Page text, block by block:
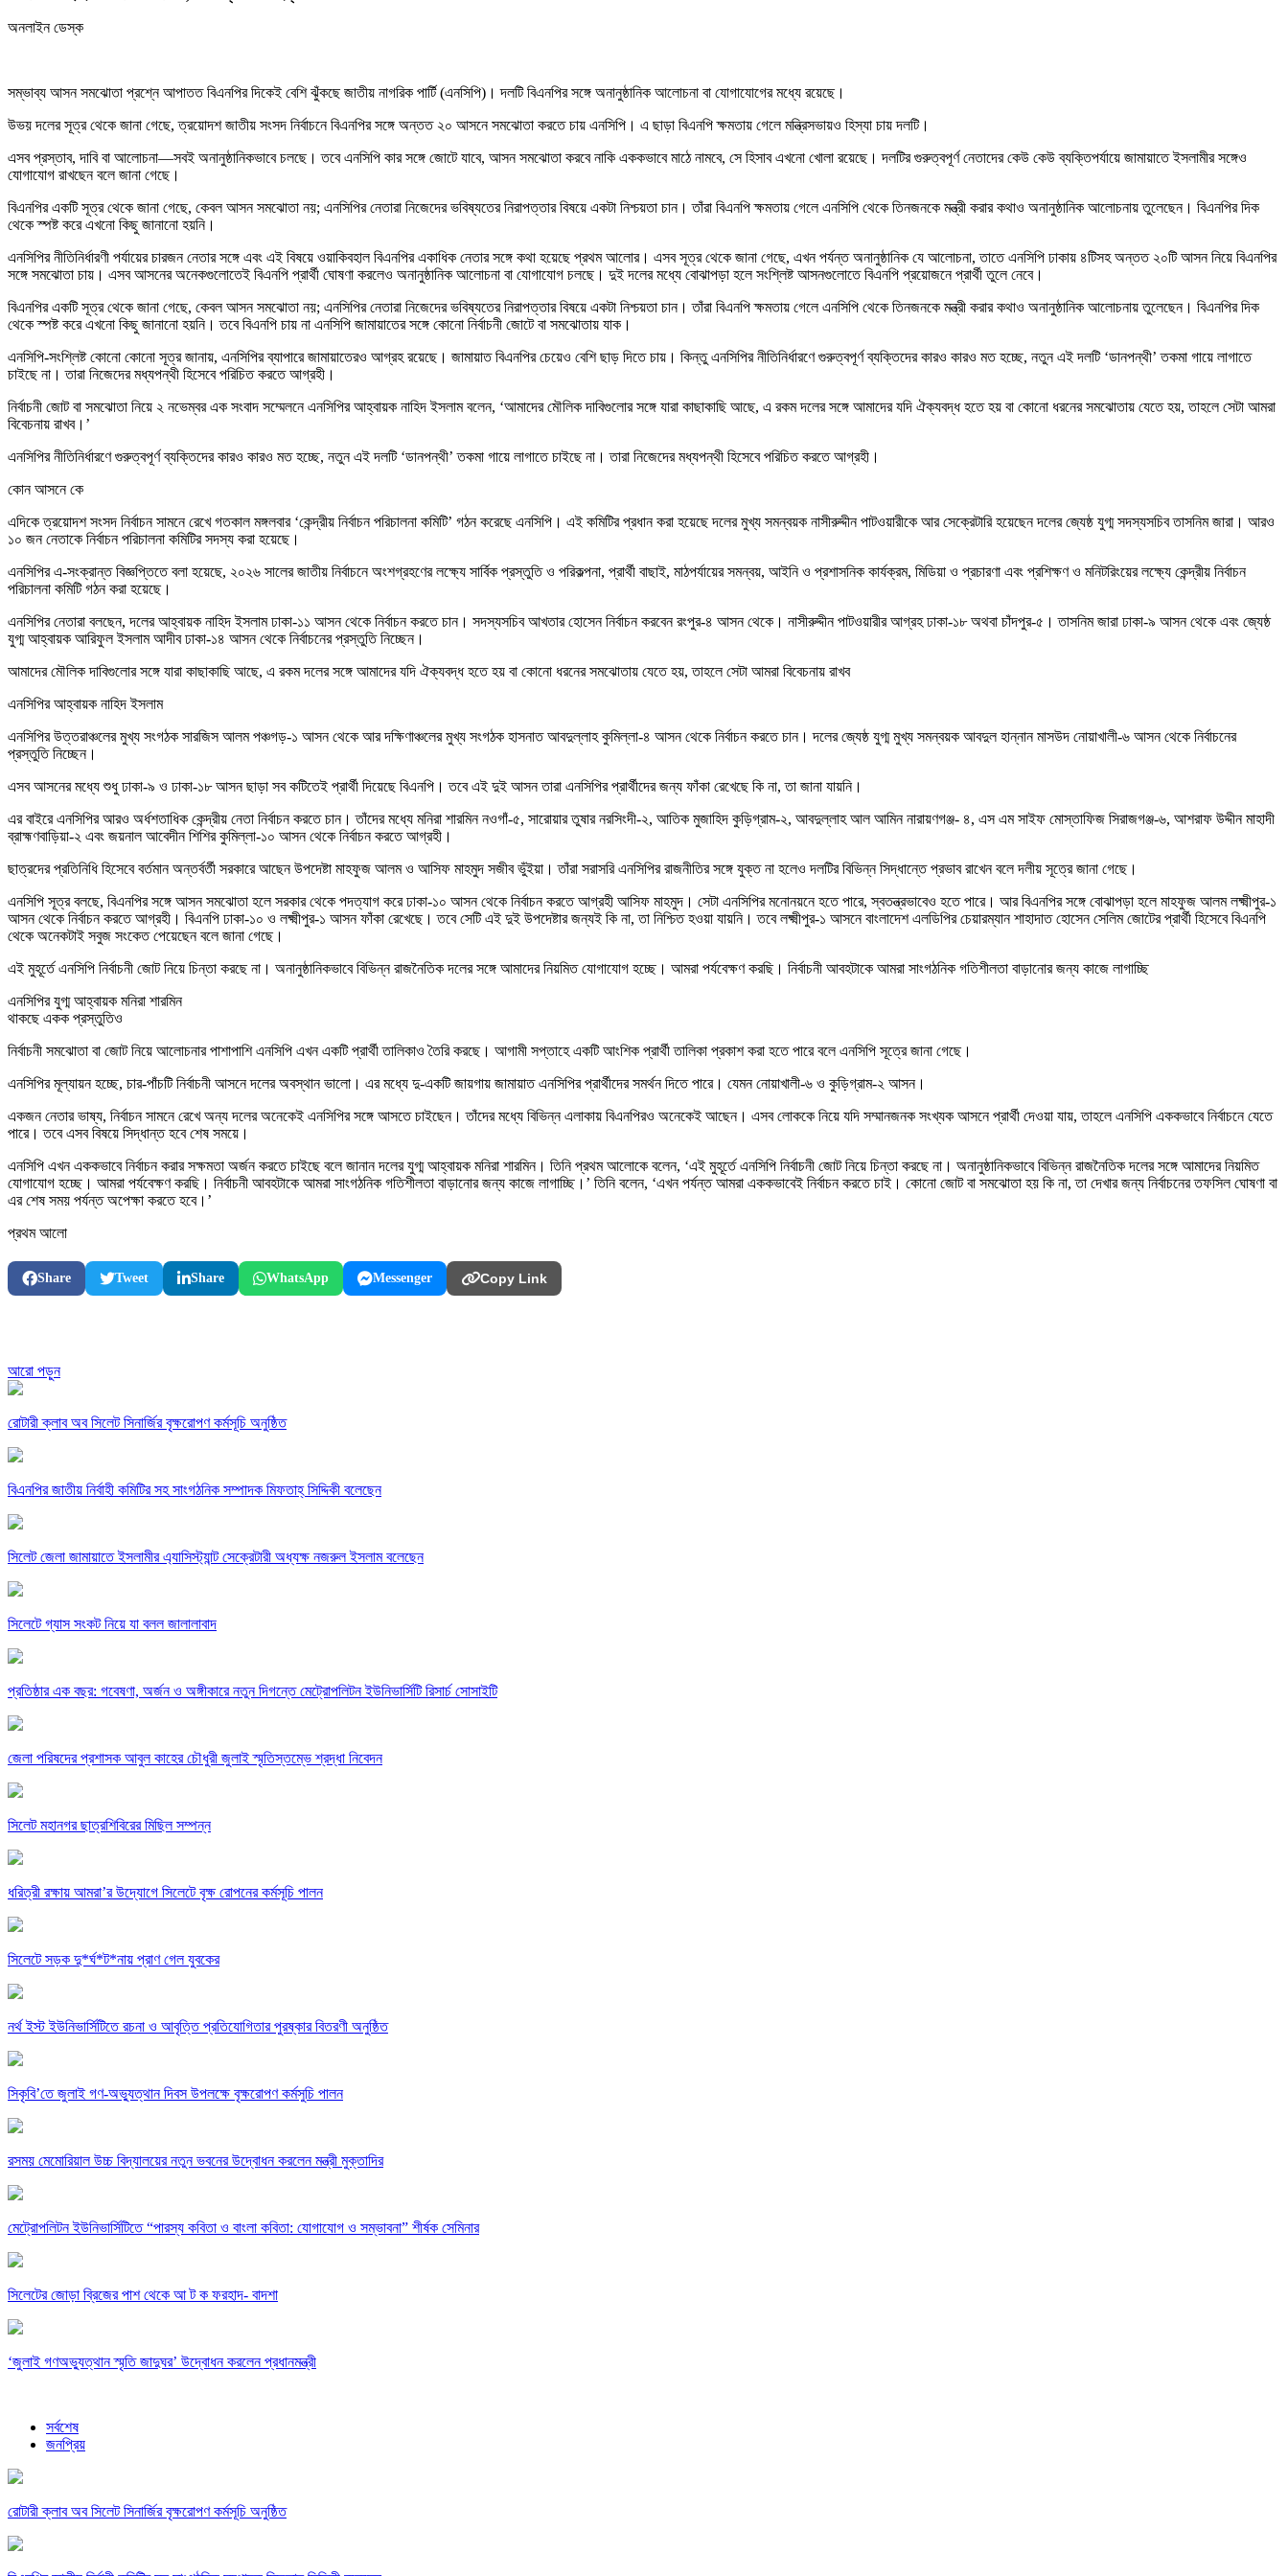
অনলাইন ডেস্ক
সম্ভাব্য আসন সমঝোতা প্রশ্নে আপাতত বিএনপির দিকেই বেশি ঝুঁকছে জাতীয় নাগরিক পার্টি (এনসিপি)। দলটি বিএনপির সঙ্গে অনানুষ্ঠানিক আলোচনা বা যোগাযোগের মধ্যে রয়েছে।
উভয় দলের সূত্র থেকে জানা গেছে, ত্রয়োদশ জাতীয় সংসদ নির্বাচনে বিএনপির সঙ্গে অন্তত ২০ আসনে সমঝোতা করতে চায় এনসিপি। এ ছাড়া বিএনপি ক্ষমতায় গেলে মন্ত্রিসভায়ও হিস্যা চায় দলটি।
এসব প্রস্তাব, দাবি বা আলোচনা—সবই অনানুষ্ঠানিকভাবে চলছে। তবে এনসিপি কার সঙ্গে জোটে যাবে, আসন সমঝোতা করবে নাকি এককভাবে মাঠে নামবে, সে হিসাব এখনো খোলা রয়েছে। দলটির গুরুত্বপূর্ণ নেতাদের কেউ কেউ ব্যক্তিপর্যায়ে জামায়াতে ইসলামীর সঙ্গেও
যোগাযোগ রাখছেন বলে জানা গেছে।
বিএনপির একটি সূত্র থেকে জানা গেছে, কেবল আসন সমঝোতা নয়; এনসিপির নেতারা নিজেদের ভবিষ্যতের নিরাপত্তার বিষয়ে একটা নিশ্চয়তা চান। তাঁরা বিএনপি ক্ষমতায় গেলে এনসিপি থেকে তিনজনকে মন্ত্রী করার কথাও অনানুষ্ঠানিক আলোচনায় তুলেছেন। বিএনপির দিক
থেকে স্পষ্ট করে এখনো কিছু জানানো হয়নি।
এনসিপির নীতিনির্ধারণী পর্যায়ের চারজন নেতার সঙ্গে এবং এই বিষয়ে ওয়াকিবহাল বিএনপির একাধিক নেতার সঙ্গে কথা হয়েছে প্রথম আলোর। এসব সূত্র থেকে জানা গেছে, এখন পর্যন্ত অনানুষ্ঠানিক যে আলোচনা, তাতে এনসিপি ঢাকায় ৪টিসহ অন্তত ২০টি আসন নিয়ে বিএনপির
সঙ্গে সমঝোতা চায়। এসব আসনের অনেকগুলোতেই বিএনপি প্রার্থী ঘোষণা করলেও অনানুষ্ঠানিক আলোচনা বা যোগাযোগ চলছে। দুই দলের মধ্যে বোঝাপড়া হলে সংশ্লিষ্ট আসনগুলোতে বিএনপি প্রয়োজনে প্রার্থী তুলে নেবে।
বিএনপির একটি সূত্র থেকে জানা গেছে, কেবল আসন সমঝোতা নয়; এনসিপির নেতারা নিজেদের ভবিষ্যতের নিরাপত্তার বিষয়ে একটা নিশ্চয়তা চান। তাঁরা বিএনপি ক্ষমতায় গেলে এনসিপি থেকে তিনজনকে মন্ত্রী করার কথাও অনানুষ্ঠানিক আলোচনায় তুলেছেন। বিএনপির দিক
থেকে স্পষ্ট করে এখনো কিছু জানানো হয়নি। তবে বিএনপি চায় না এনসিপি জামায়াতের সঙ্গে কোনো নির্বাচনী জোটে বা সমঝোতায় যাক।
এনসিপি-সংশ্লিষ্ট কোনো কোনো সূত্র জানায়, এনসিপির ব্যাপারে জামায়াতেরও আগ্রহ রয়েছে। জামায়াত বিএনপির চেয়েও বেশি ছাড় দিতে চায়। কিন্তু এনসিপির নীতিনির্ধারণে গুরুত্বপূর্ণ ব্যক্তিদের কারও কারও মত হচ্ছে, নতুন এই দলটি ‘ডানপন্থী’ তকমা গায়ে লাগাতে
চাইছে না। তারা নিজেদের মধ্যপন্থী হিসেবে পরিচিত করতে আগ্রহী।
নির্বাচনী জোট বা সমঝোতা নিয়ে ২ নভেম্বর এক সংবাদ সম্মেলনে এনসিপির আহ্বায়ক নাহিদ ইসলাম বলেন, ‘আমাদের মৌলিক দাবিগুলোর সঙ্গে যারা কাছাকাছি আছে, এ রকম দলের সঙ্গে আমাদের যদি ঐক্যবদ্ধ হতে হয় বা কোনো ধরনের সমঝোতায় যেতে হয়, তাহলে সেটা আমরা
বিবেচনায় রাখব।’
এনসিপির নীতিনির্ধারণে গুরুত্বপূর্ণ ব্যক্তিদের কারও কারও মত হচ্ছে, নতুন এই দলটি ‘ডানপন্থী’ তকমা গায়ে লাগাতে চাইছে না। তারা নিজেদের মধ্যপন্থী হিসেবে পরিচিত করতে আগ্রহী।
কোন আসনে কে
এদিকে ত্রয়োদশ সংসদ নির্বাচন সামনে রেখে গতকাল মঙ্গলবার ‘কেন্দ্রীয় নির্বাচন পরিচালনা কমিটি’ গঠন করেছে এনসিপি। এই কমিটির প্রধান করা হয়েছে দলের মুখ্য সমন্বয়ক নাসীরুদ্দীন পাটওয়ারীকে আর সেক্রেটারি হয়েছেন দলের জ্যেষ্ঠ যুগ্ম সদস্যসচিব তাসনিম জারা। আরও
১০ জন নেতাকে নির্বাচন পরিচালনা কমিটির সদস্য করা হয়েছে।
এনসিপির এ-সংক্রান্ত বিজ্ঞপ্তিতে বলা হয়েছে, ২০২৬ সালের জাতীয় নির্বাচনে অংশগ্রহণের লক্ষ্যে সার্বিক প্রস্তুতি ও পরিকল্পনা, প্রার্থী বাছাই, মাঠপর্যায়ের সমন্বয়, আইনি ও প্রশাসনিক কার্যক্রম, মিডিয়া ও প্রচারণা এবং প্রশিক্ষণ ও মনিটরিংয়ের লক্ষ্যে কেন্দ্রীয় নির্বাচন
পরিচালনা কমিটি গঠন করা হয়েছে।
এনসিপির নেতারা বলছেন, দলের আহ্বায়ক নাহিদ ইসলাম ঢাকা-১১ আসন থেকে নির্বাচন করতে চান। সদস্যসচিব আখতার হোসেন নির্বাচন করবেন রংপুর-৪ আসন থেকে। নাসীরুদ্দীন পাটওয়ারীর আগ্রহ ঢাকা-১৮ অথবা চাঁদপুর-৫। তাসনিম জারা ঢাকা-৯ আসন থেকে এবং জ্যেষ্ঠ
যুগ্ম আহ্বায়ক আরিফুল ইসলাম আদীব ঢাকা-১৪ আসন থেকে নির্বাচনের প্রস্তুতি নিচ্ছেন।
আমাদের মৌলিক দাবিগুলোর সঙ্গে যারা কাছাকাছি আছে, এ রকম দলের সঙ্গে আমাদের যদি ঐক্যবদ্ধ হতে হয় বা কোনো ধরনের সমঝোতায় যেতে হয়, তাহলে সেটা আমরা বিবেচনায় রাখব
এনসিপির আহ্বায়ক নাহিদ ইসলাম
এনসিপির উত্তরাঞ্চলের মুখ্য সংগঠক সারজিস আলম পঞ্চগড়-১ আসন থেকে আর দক্ষিণাঞ্চলের মুখ্য সংগঠক হাসনাত আবদুল্লাহ কুমিল্লা-৪ আসন থেকে নির্বাচন করতে চান। দলের জ্যেষ্ঠ যুগ্ম মুখ্য সমন্বয়ক আবদুল হান্নান মাসউদ নোয়াখালী-৬ আসন থেকে নির্বাচনের
প্রস্তুতি নিচ্ছেন।
এসব আসনের মধ্যে শুধু ঢাকা-৯ ও ঢাকা-১৮ আসন ছাড়া সব কটিতেই প্রার্থী দিয়েছে বিএনপি। তবে এই দুই আসন তারা এনসিপির প্রার্থীদের জন্য ফাঁকা রেখেছে কি না, তা জানা যায়নি।
এর বাইরে এনসিপির আরও অর্ধশতাধিক কেন্দ্রীয় নেতা নির্বাচন করতে চান। তাঁদের মধ্যে মনিরা শারমিন নওগাঁ-৫, সারোয়ার তুষার নরসিংদী-২, আতিক মুজাহিদ কুড়িগ্রাম-২, আবদুল্লাহ আল আমিন নারায়ণগঞ্জ- ৪, এস এম সাইফ মোস্তাফিজ সিরাজগঞ্জ-৬, আশরাফ উদ্দীন মাহাদী
ব্রাহ্মণবাড়িয়া-২ এবং জয়নাল আবেদীন শিশির কুমিল্লা-১০ আসন থেকে নির্বাচন করতে আগ্রহী।
ছাত্রদের প্রতিনিধি হিসেবে বর্তমান অন্তর্বর্তী সরকারে আছেন উপদেষ্টা মাহফুজ আলম ও আসিফ মাহমুদ সজীব ভুঁইয়া। তাঁরা সরাসরি এনসিপির রাজনীতির সঙ্গে যুক্ত না হলেও দলটির বিভিন্ন সিদ্ধান্তে প্রভাব রাখেন বলে দলীয় সূত্রে জানা গেছে।
এনসিপি সূত্র বলছে, বিএনপির সঙ্গে আসন সমঝোতা হলে সরকার থেকে পদত্যাগ করে ঢাকা-১০ আসন থেকে নির্বাচন করতে আগ্রহী আসিফ মাহমুদ। সেটা এনসিপির মনোনয়নে হতে পারে, স্বতন্ত্রভাবেও হতে পারে। আর বিএনপির সঙ্গে বোঝাপড়া হলে মাহফুজ আলম লক্ষ্মীপুর-১
আসন থেকে নির্বাচন করতে আগ্রহী। বিএনপি ঢাকা-১০ ও লক্ষ্মীপুর-১ আসন ফাঁকা রেখেছে। তবে সেটি এই দুই উপদেষ্টার জন্যই কি না, তা নিশ্চিত হওয়া যায়নি। তবে লক্ষ্মীপুর-১ আসনে বাংলাদেশ এলডিপির চেয়ারম্যান শাহাদাত হোসেন সেলিম জোটের প্রার্থী হিসেবে বিএনপি
থেকে অনেকটাই সবুজ সংকেত পেয়েছেন বলে জানা গেছে।
এই মুহূর্তে এনসিপি নির্বাচনী জোট নিয়ে চিন্তা করছে না। অনানুষ্ঠানিকভাবে বিভিন্ন রাজনৈতিক দলের সঙ্গে আমাদের নিয়মিত যোগাযোগ হচ্ছে। আমরা পর্যবেক্ষণ করছি। নির্বাচনী আবহটাকে আমরা সাংগঠনিক গতিশীলতা বাড়ানোর জন্য কাজে লাগাচ্ছি
এনসিপির যুগ্ম আহ্বায়ক মনিরা শারমিন
থাকছে একক প্রস্তুতিও
নির্বাচনী সমঝোতা বা জোট নিয়ে আলোচনার পাশাপাশি এনসিপি এখন একটি প্রার্থী তালিকাও তৈরি করছে। আগামী সপ্তাহে একটি আংশিক প্রার্থী তালিকা প্রকাশ করা হতে পারে বলে এনসিপি সূত্রে জানা গেছে।
এনসিপির মূল্যায়ন হচ্ছে, চার-পাঁচটি নির্বাচনী আসনে দলের অবস্থান ভালো। এর মধ্যে দু-একটি জায়গায় জামায়াত এনসিপির প্রার্থীদের সমর্থন দিতে পারে। যেমন নোয়াখালী-৬ ও কুড়িগ্রাম-২ আসন।
একজন নেতার ভাষ্য, নির্বাচন সামনে রেখে অন্য দলের অনেকেই এনসিপির সঙ্গে আসতে চাইছেন। তাঁদের মধ্যে বিভিন্ন এলাকায় বিএনপিরও অনেকেই আছেন। এসব লোককে নিয়ে যদি সম্মানজনক সংখ্যক আসনে প্রার্থী দেওয়া যায়, তাহলে এনসিপি এককভাবে নির্বাচনে যেতে
পারে। তবে এসব বিষয়ে সিদ্ধান্ত হবে শেষ সময়ে।
এনসিপি এখন এককভাবে নির্বাচন করার সক্ষমতা অর্জন করতে চাইছে বলে জানান দলের যুগ্ম আহ্বায়ক মনিরা শারমিন। তিনি প্রথম আলোকে বলেন, ‘এই মুহূর্তে এনসিপি নির্বাচনী জোট নিয়ে চিন্তা করছে না। অনানুষ্ঠানিকভাবে বিভিন্ন রাজনৈতিক দলের সঙ্গে আমাদের নিয়মিত
যোগাযোগ হচ্ছে। আমরা পর্যবেক্ষণ করছি। নির্বাচনী আবহটাকে আমরা সাংগঠনিক গতিশীলতা বাড়ানোর জন্য কাজে লাগাচ্ছি।’ তিনি বলেন, ‘এখন পর্যন্ত আমরা এককভাবেই নির্বাচন করতে চাই। কোনো জোট বা সমঝোতা হয় কি না, তা দেখার জন্য নির্বাচনের তফসিল ঘোষণা বা
এর শেষ সময় পর্যন্ত অপেক্ষা করতে হবে।’
প্রথম আলো
Share Tweet Share WhatsApp Messenger Copy Link
আরো পড়ুন
রোটারী ক্লাব অব সিলেট সিনার্জির বৃক্ষরোপণ কর্মসূচি অনুষ্ঠিত
বিএনপির জাতীয় নির্বাহী কমিটির সহ সাংগঠনিক সম্পাদক মিফতাহ্ সিদ্দিকী বলেছেন
সিলেট জেলা জামায়াতে ইসলামীর এ্যাসিস্ট্যান্ট সেক্রেটারী অধ্যক্ষ নজরুল ইসলাম বলেছেন
সিলেটে গ্যাস সংকট নিয়ে যা বলল জালালাবাদ
প্রতিষ্ঠার এক বছর: গবেষণা, অর্জন ও অঙ্গীকারে নতুন দিগন্তে মেট্রোপলিটন ইউনিভার্সিটি রিসার্চ সোসাইটি
জেলা পরিষদের প্রশাসক আবুল কাহের চৌধুরী জুলাই স্মৃতিস্তম্ভে শ্রদ্ধা নিবেদন
সিলেট মহানগর ছাত্রশিবিরের মিছিল সম্পন্ন
ধরিত্রী রক্ষায় আমরা’র উদ্যোগে সিলেটে বৃক্ষ রোপনের কর্মসূচি পালন
সিলেটে সড়ক দু*র্ঘ*ট*নায় প্রাণ গেল যুবকের
নর্থ ইস্ট ইউনিভার্সিটিতে রচনা ও আবৃত্তি প্রতিযোগিতার পুরষ্কার বিতরণী অনুষ্ঠিত
সিকৃবি’তে জুলাই গণ-অভ্যুত্থান দিবস উপলক্ষে বৃক্ষরোপণ কর্মসুচি পালন
রসময় মেমোরিয়াল উচ্চ বিদ্যালয়ের নতুন ভবনের উদ্বোধন করলেন মন্ত্রী মুক্তাদির
মেট্রোপলিটন ইউনিভার্সিটিতে “পারস্য কবিতা ও বাংলা কবিতা: যোগাযোগ ও সম্ভাবনা” শীর্ষক সেমিনার
সিলেটের জোড়া ব্রিজের পাশ থেকে আ ট ক ফরহাদ- বাদশা
‘জুলাই গণঅভ্যুত্থান স্মৃতি জাদুঘর’ উদ্বোধন করলেন প্রধানমন্ত্রী
সর্বশেষ
জনপ্রিয়
রোটারী ক্লাব অব সিলেট সিনার্জির বৃক্ষরোপণ কর্মসূচি অনুষ্ঠিত